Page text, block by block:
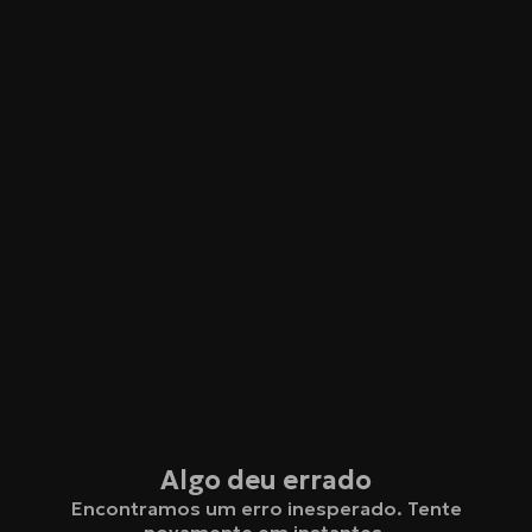
Algo deu errado
Encontramos um erro inesperado. Tente